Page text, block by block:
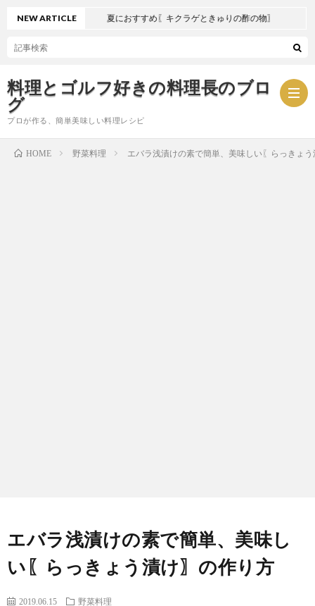
料理とゴルフ好きの料理長のブロ
グ
プロが作る、簡単美味しい料理レシピ
NEW ARTICLE 夏におすすめ〖キクラゲときゅりの酢の物〗
HOME 野菜料理 エバラ浅漬けの素で簡単、美味しい〖らっきょ
エバラ浅漬けの素で簡単、美味し
い〖らっきょう漬け〗の作り方
2019.06.15
野菜料理